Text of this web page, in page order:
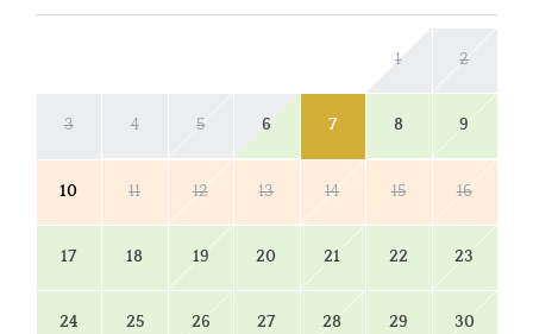
1 2
3 4 5 6 7 8 9
10 11 12 13 14 15 16
17 18 19 20 21 22 23
24 25 26 27 28 29 30